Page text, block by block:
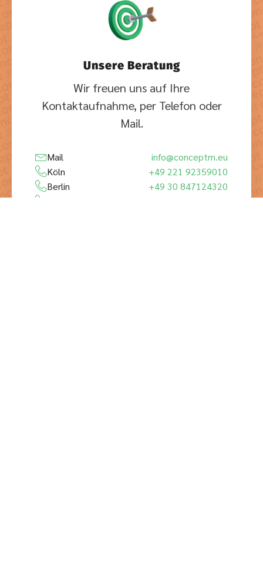
Unsere Beratung
Wir freuen uns auf Ihre
Kontaktaufnahme, per Telefon oder
Mail.
Mail
info@conceptm.eu
Köln
+49 221 92359010
Berlin
+49 30 847124320